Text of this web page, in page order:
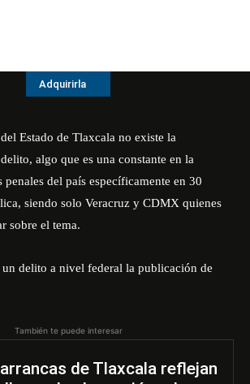
Adquirirla
Estado de Tlaxcala no existe la
algo que es una constante en la
del país específicamente en 30
siendo solo Veracruz y CDMX quienes
sobre el tema.
un delito a nivel federal la publicación de
También te puede interesar
de Tlaxcala reflejan